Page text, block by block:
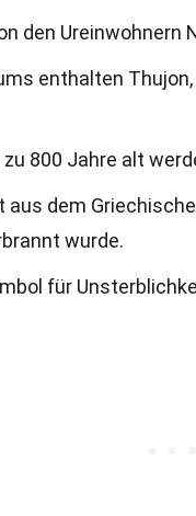
den
enthalten
800 Jahre alt
dem
wurde.
für